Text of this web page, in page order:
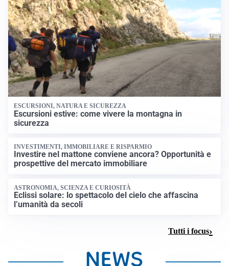
ESCURSIONI, NATURA E SICUREZZA
Escursioni estive: come vivere la montagna in
sicurezza
INVESTIMENTI, IMMOBILIARE E RISPARMIO
Investire nel mattone conviene ancora? Opportunità e
prospettive del mercato immobiliare
ASTRONOMIA, SCIENZA E CURIOSITÀ
Eclissi solare: lo spettacolo del cielo che affascina
l’umanità da secoli
Tutti i focus